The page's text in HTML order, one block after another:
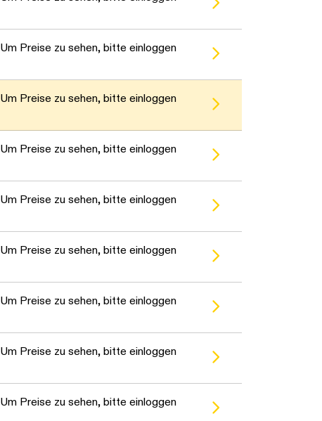
Um Preise zu sehen, bitte einloggen
Um Preise zu sehen, bitte einloggen
Um Preise zu sehen, bitte einloggen
Um Preise zu sehen, bitte einloggen
Um Preise zu sehen, bitte einloggen
Um Preise zu sehen, bitte einloggen
Um Preise zu sehen, bitte einloggen
Um Preise zu sehen, bitte einloggen